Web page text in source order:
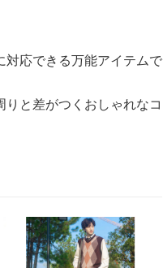
対応できる万能アイテムで
と差がつくおしゃれなコ